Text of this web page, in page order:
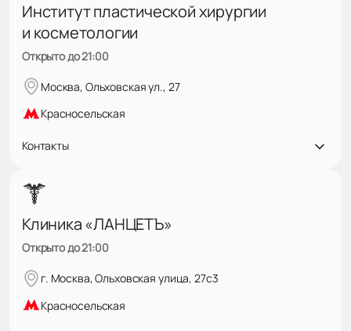
Институт пластической хирургии
и косметологии
Открыто до 21:00
Москва, Ольховская ул., 27
Красносельская
Контакты
Клиника «ЛАНЦЕТЪ»
Открыто до 21:00
г. Москва, Ольховская улица, 27с3
Красносельская